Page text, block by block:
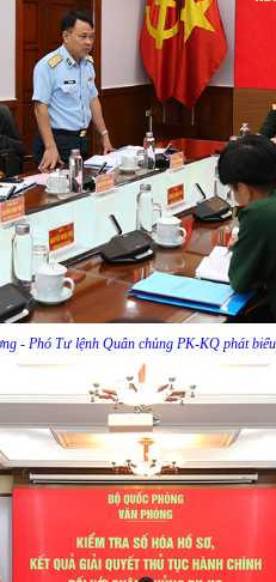
- Phó Tư lệnh Quân chủng PK-KQ phát